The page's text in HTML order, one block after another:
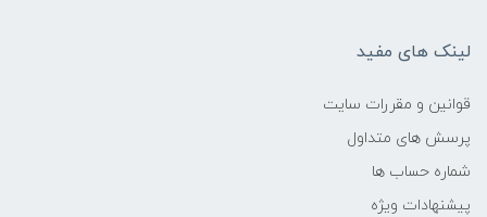
لینک های مفید
قوانین و مقررات سایت
پرسش های متداول
شماره حساب ها
پیشنهادات ویژه